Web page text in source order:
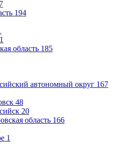
194
1
область 185
автономный округ 167
48
20
область 166
1